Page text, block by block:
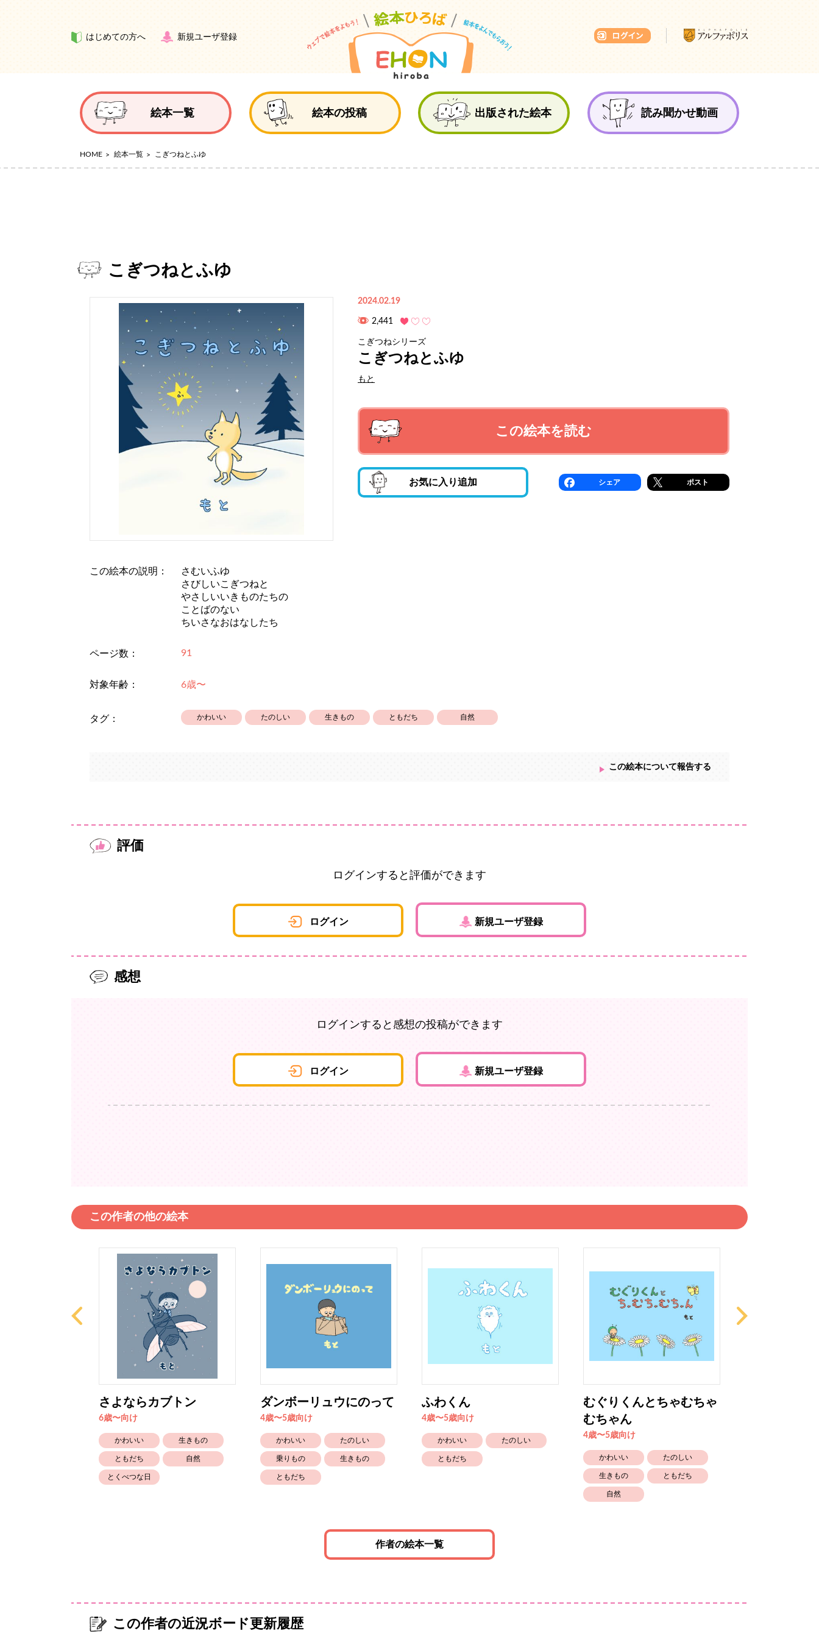
はじめての方へ 新規ユーザ登録
絵本一覧 絵本の投稿 出版された絵本 読み聞かせ動画
HOME 絵本一覧 こぎつねとふゆ
こぎつねとふゆ
2024.02.19
2,441
こぎつねシリーズ
こぎつねとふゆ
もと
この絵本を読む
お気に入り追加 シェア ポスト
この絵本の説明：
さむいふゆ
さびしいこぎつねと
やさしいいきものたちの
ことばのない
ちいさなおはなしたち
ページ数： 91
対象年齢： 6歳〜
タグ： かわいい たのしい 生きもの ともだち 自然
この絵本について報告する
評価
ログインすると評価ができます
ログイン 新規ユーザ登録
感想
ログインすると感想の投稿ができます
ログイン 新規ユーザ登録
この作者の他の絵本
さよならカブトン
6歳〜向け
かわいい 生きもの
ともだち 自然
とくべつな日
ダンボーリュウにのって
4歳〜5歳向け
かわいい たのしい
乗りもの 生きもの
ともだち
ふわくん
4歳〜5歳向け
かわいい たのしい
ともだち
むぐりくんとちゃむちゃ
むちゃん
4歳〜5歳向け
かわいい たのしい
生きもの ともだち
自然
作者の絵本一覧
この作者の近況ボード更新履歴